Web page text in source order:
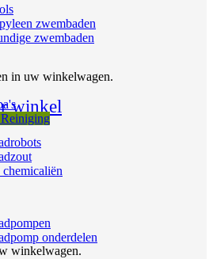
in uw winkelwagen.
winkel
winkelwagen.
zwembaden
zwembaden
onderdelen